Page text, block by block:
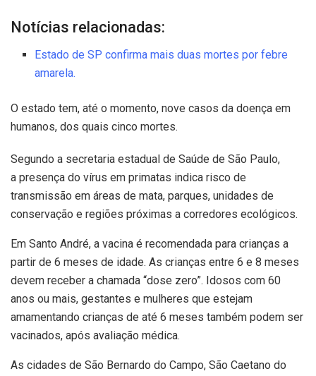
Notícias relacionadas:
Estado de SP confirma mais duas mortes por febre
amarela.
O estado tem, até o momento, nove casos da doença em
humanos, dos quais cinco mortes.
Segundo a secretaria estadual de Saúde de São Paulo,
a presença do vírus em primatas indica risco de
transmissão em áreas de mata, parques, unidades de
conservação e regiões próximas a corredores ecológicos.
Em Santo André, a vacina é recomendada para crianças a
partir de 6 meses de idade. As crianças entre 6 e 8 meses
devem receber a chamada “dose zero”. Idosos com 60
anos ou mais, gestantes e mulheres que estejam
amamentando crianças de até 6 meses também podem ser
vacinados, após avaliação médica.
As cidades de São Bernardo do Campo, São Caetano do